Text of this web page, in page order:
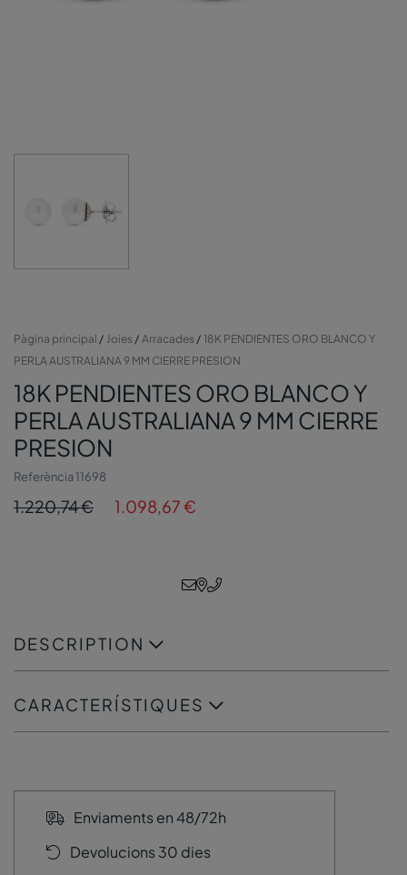
Pàgina principal Joies Arracades
18K PENDIENTES ORO BLANCO Y
PERLA AUSTRALIANA 9 MM CIERRE PRESION
18K PENDIENTES ORO BLANCO Y
PERLA AUSTRALIANA 9 MM CIERRE
PRESION
Referència11698
1.220,74 € 1.098,67 €
DESCRIPTION
CARACTERÍSTIQUES
Enviaments en 48/72h
Devolucions 30 dies